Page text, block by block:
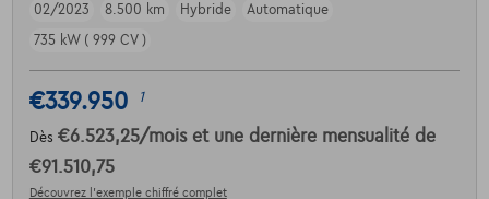
02/2023
8.500 km Hybride
Automatique
735 kW ( 999 CV )
€339.950 1
Dès €6.523,25/mois et une dernière mensualité de
€91.510,75
Découvrez l’exemple chiffré complet